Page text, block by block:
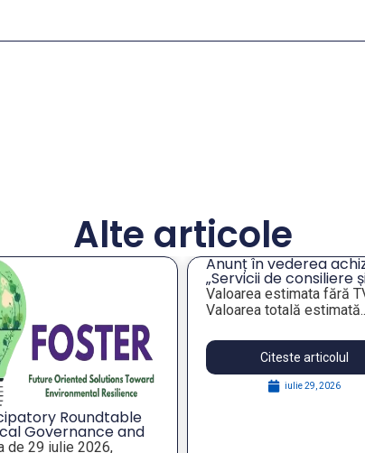
Alte articole
Roundtable
Governance and
Foresight for
de 29 iulie 2026,
Anunț în vederea
„Servicii de consiliere
orientare
angajaților din
publice municipale”
Valoarea estimata fără
Valoarea totală
Citeste articolul
iulie 29, 2026